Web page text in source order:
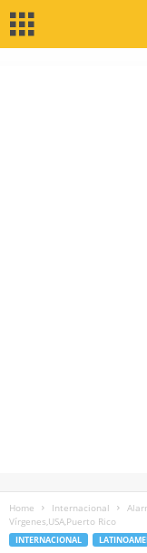
Home Internacional
Vírgenes,USA,Puerto Rico
INTERNACIONAL